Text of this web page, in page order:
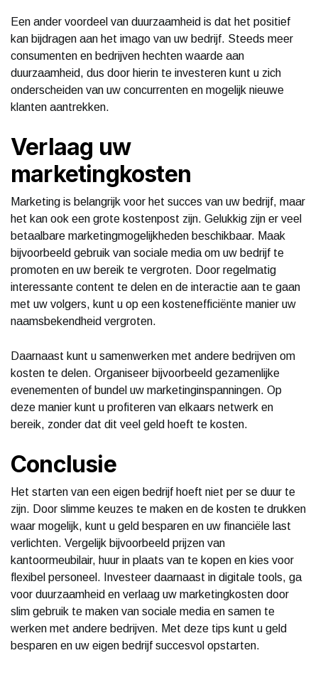
Een ander voordeel van duurzaamheid is dat het positief
kan bijdragen aan het imago van uw bedrijf. Steeds meer
consumenten en bedrijven hechten waarde aan
duurzaamheid, dus door hierin te investeren kunt u zich
onderscheiden van uw concurrenten en mogelijk nieuwe
klanten aantrekken.
Verlaag uw
marketingkosten
Marketing is belangrijk voor het succes van uw bedrijf, maar
het kan ook een grote kostenpost zijn. Gelukkig zijn er veel
betaalbare marketingmogelijkheden beschikbaar. Maak
bijvoorbeeld gebruik van sociale media om uw bedrijf te
promoten en uw bereik te vergroten. Door regelmatig
interessante content te delen en de interactie aan te gaan
met uw volgers, kunt u op een kostenefficiënte manier uw
naamsbekendheid vergroten.
Daarnaast kunt u samenwerken met andere bedrijven om
kosten te delen. Organiseer bijvoorbeeld gezamenlijke
evenementen of bundel uw marketinginspanningen. Op
deze manier kunt u profiteren van elkaars netwerk en
bereik, zonder dat dit veel geld hoeft te kosten.
Conclusie
Het starten van een eigen bedrijf hoeft niet per se duur te
zijn. Door slimme keuzes te maken en de kosten te drukken
waar mogelijk, kunt u geld besparen en uw financiële last
verlichten. Vergelijk bijvoorbeeld prijzen van
kantoormeubilair, huur in plaats van te kopen en kies voor
flexibel personeel. Investeer daarnaast in digitale tools, ga
voor duurzaamheid en verlaag uw marketingkosten door
slim gebruik te maken van sociale media en samen te
werken met andere bedrijven. Met deze tips kunt u geld
besparen en uw eigen bedrijf succesvol opstarten.